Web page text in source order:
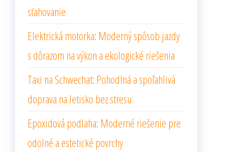
sťahovanie
Elektrická motorka: Moderný spôsob jazdy
s dôrazom na výkon a ekologické riešenia
Taxi na Schwechat: Pohodlná a spoľahlivá
doprava na letisko bez stresu
Epoxidová podlaha: Moderné riešenie pre
odolné a estetické povrchy